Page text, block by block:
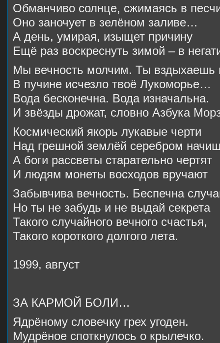
Обманчиво солнце, сжимаясь в
Оно заночует в зелёном заливе…
А день, умирая, изыщет причину
Ещё раз воскреснуть зимой – в
Мы вечность молчим. Ты вздыхаешь
В пучине исчезло твоё Лукоморье…
Вода бесконечна. Вода изначальна.
И звёзды дрожат, словно Азбука
Космический якорь лукавые черти
Над грешной землёй серебром
А боги рассветы старательно чертят
И людям монеты восходов вручают
Забывчива вечность. Беспечна
Но ты не забудь и не выдай секрета
Такого случайного вечного счастья,
Такого короткого долгого лета.
1999, август
ЗА КАРМОЙ БОЛИ…
Ядрёному словечку грех угоден.
Мудрёное споткнулось о крылечко.